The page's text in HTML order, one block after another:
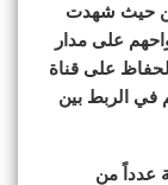
حيث شهدت
على مدار
على قناة
في الربط بين
عدداً من